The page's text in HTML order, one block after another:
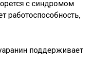
с синдромом
работоспособность,
поддерживает